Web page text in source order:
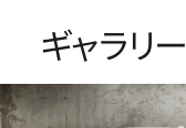
ギャラリー